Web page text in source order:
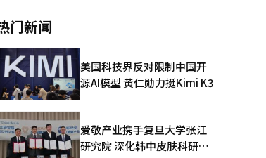
门新闻
美国科技界反对限制中国开
源AI模型 黄仁勋力挺Kimi K3
爱敬产业携手复旦大学张江
研究院 深化韩中皮肤科研合